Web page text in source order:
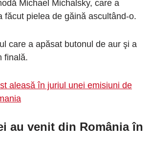
Michael Michalsky, care a
făcut pielea de găină ascultând-o.
care a apăsat butonul de aur şi a
finală.
aleasă în juriul unei emisiuni de
au venit din România în